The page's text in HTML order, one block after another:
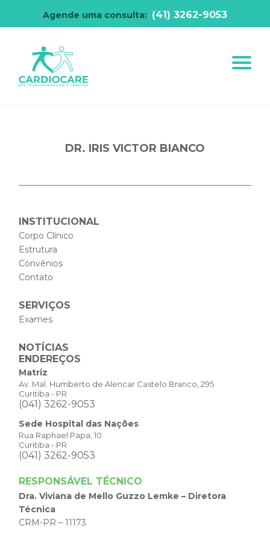
Agende uma consulta: (41) 3262-9053
DR. IRIS VICTOR BIANCO
INSTITUCIONAL
Corpo Clínico
Estrutura
Convênios
Contato
SERVIÇOS
Exames
NOTÍCIAS
ENDEREÇOS
Matriz
Av. Mal. Humberto de Alencar Castelo Branco, 295
Curitiba - PR
(041) 3262-9053
Sede Hospital das Nações
Rua Raphael Papa, 10
Curitiba - PR
(041) 3262-9053
RESPONSÁVEL TÉCNICO
Dra. Viviana de Mello Guzzo Lemke – Diretora
Técnica
CRM-PR – 11173